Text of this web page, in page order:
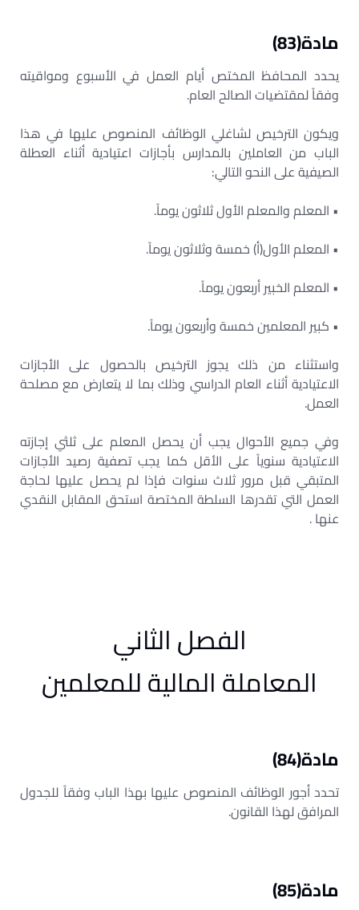
مادة(83)
يحدد المحافظ المختص أيام العمل في الأسبوع ومواقيته
وفقاً لمقتضيات الصالح العام.
ويكون الترخيص لشاغلي الوظائف المنصوص عليها في هذا
الباب من العاملين بالمدارس بأجازات اعتيادية أثناء العطلة
الصيفية على النحو التالي:
• المعلم والمعلم الأول ثلاثون يوماً.
• المعلم الأول(أ) خمسة وثلاثون يوماً.
• المعلم الخبير أربعون يوماً.
• كبير المعلمين خمسة وأربعون يوماً.
واستثناء من ذلك يجوز الترخيص بالحصول على الأجازات
الاعتيادية أثناء العام الدراسي وذلك بما لا يتعارض مع مصلحة
العمل.
وفي جميع الأحوال يجب أن يحصل المعلم على ثلثي إجازته
الاعتيادية سنوياً على الأقل كما يجب تصفية رصيد الأجازات
المتبقي قبل مرور ثلاث سنوات فإذا لم يحصل عليها لحاجة
العمل التي تقدرها السلطة المختصة استحق المقابل النقدي
عنها .
الفصل الثاني
المعاملة المالية للمعلمين
مادة(84)
تحدد أجور الوظائف المنصوص عليها بهذا الباب وفقاً للجدول
المرافق لهذا القانون.
مادة(85)